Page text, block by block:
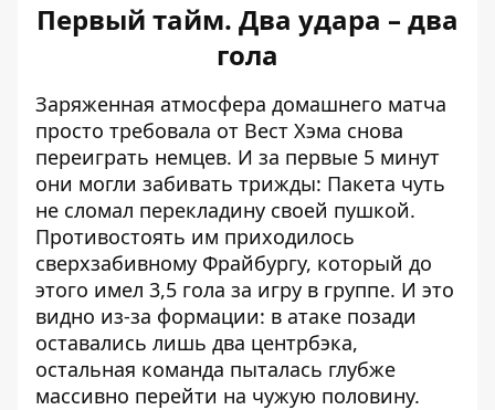
Первый тайм. Два удара – два
гола
Заряженная атмосфера домашнего матча
просто требовала от Вест Хэма снова
переиграть немцев. И за первые 5 минут
они могли забивать трижды: Пакета чуть
не сломал перекладину своей пушкой.
Противостоять им приходилось
сверхзабивному Фрайбургу, который до
этого имел 3,5 гола за игру в группе. И это
видно из-за формации: в атаке позади
оставались лишь два центрбэка,
остальная команда пыталась глубже
массивно перейти на чужую половину.